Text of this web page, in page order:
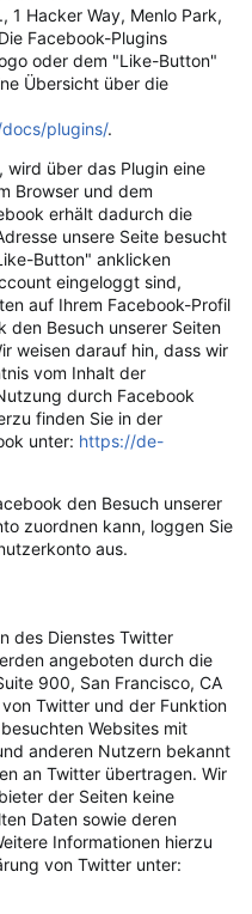
1 Hacker Way, Menlo Park,
Facebook-Plugins
oder dem "Like-Button"
Übersicht über die
plugins/.
wird über das Plugin eine
Browser und dem
erhält dadurch die
unsere Seite besucht
Button" anklicken
eingeloggt sind,
auf Ihrem Facebook-Profil
den Besuch unserer Seiten
weisen darauf hin, dass wir
vom Inhalt der
durch Facebook
finden Sie in der
unter: https://de-
den Besuch unserer
zuordnen kann, loggen Sie
aus.
des Dienstes Twitter
angeboten durch die
900, San Francisco, CA
Twitter und der Funktion
Websites mit
anderen Nutzern bekannt
an Twitter übertragen. Wir
der Seiten keine
Daten sowie deren
Informationen hierzu
von Twitter unter: